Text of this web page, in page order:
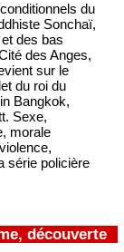
du
Sonchaï,
des bas
des Anges,
sur le
du roi du
Bangkok,
Sexe,
morale
série policière
découverte